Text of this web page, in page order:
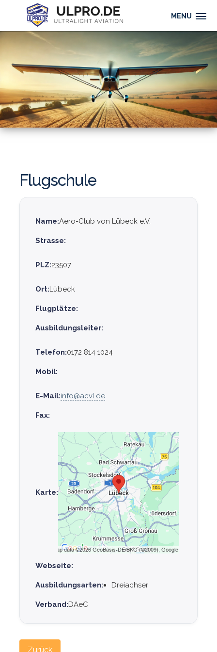
MENU
Flugschule
Name:Aero-Club von Lübeck e.V.
Strasse:
PLZ:23507
Ort:Lübeck
Flugplätze:
Ausbildungsleiter:
Telefon:0172 814 1024
Mobil:
E-Mail:info@acvl.de
Fax:
Karte:
Webseite:
Ausbildungsarten: Dreiachser
Verband:DAeC
Zurück